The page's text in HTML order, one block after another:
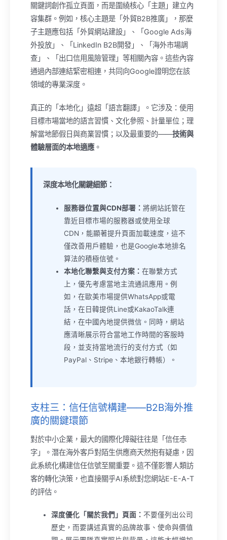
關鍵詞創作孤立頁面，而是圍繞核心「主題」建立內
容集群。例如，核心主題是「外貿B2B推廣」，那麼
子主題應包括「外貿網站建設」、「Google Ads海
外投放」、「LinkedIn B2B開發」、「海外市場調
查」、「出口信用風險管理」等相關內容。這些內容
通過內部連結緊密相連，共同向Google證明您在該
領域的專業深度。
真正的「本地化」遠超「語言翻譯」。它涉及：使用
目標市場當地的語言習慣、文化參照、計量單位；理
解當地節假日與商業習慣；以及最重要的——技術與
體驗層面的本地適應。
深度本地化關鍵細節：
服務器位置與CDN部署： 將網站託管在
靠近目標市場的服務器或使用全球
CDN，能顯著提升頁面加載速度，這不
僅改善用戶體驗，也是Google本地排名
算法的積極信號。
本地化聯繫與支付方案： 在聯繫方式
上，優先考慮當地主流通訊應用。例
如，在歐美市場提供WhatsApp或電
話，在日韓提供Line或KakaoTalk連
結，在中國內地提供微信。同時，網站
應清晰展示符合當地工作時間的客服時
段，並支持當地流行的支付方式（如
PayPal、Stripe、本地銀行轉帳）。
支柱三：信任信號構建——B2B海外推
廣的關鍵環節
對於中小企業，最大的國際化障礙往往是「信任赤
字」。潛在海外客戶對陌生供應商天然抱有疑慮，因
此系統化構建信任信號至關重要。這不僅影響人類訪
客的轉化決策，也直接關乎AI系統對您網站E-E-A-T
的評估。
深度優化「關於我們」頁面：不要僅列出公司
歷史，而要講述真實的品牌故事、使命與價值